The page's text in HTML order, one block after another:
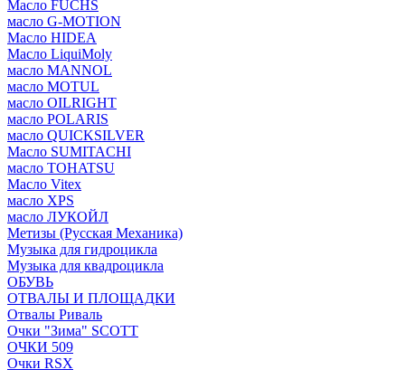
Масло FUCHS
масло G-MOTION
Масло HIDEA
Масло LiquiMoly
масло MANNOL
масло MOTUL
масло OILRIGHT
масло POLARIS
масло QUICKSILVER
Масло SUMITACHI
масло TOHATSU
Масло Vitex
масло XPS
масло ЛУКОЙЛ
Метизы (Русская Механика)
Музыка для гидроцикла
Музыка для квадроцикла
ОБУВЬ
ОТВАЛЫ И ПЛОЩАДКИ
Отвалы Риваль
Очки "Зима" SCOTT
ОЧКИ 509
Очки RSX